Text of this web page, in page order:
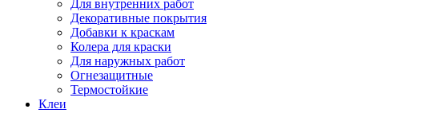
Для внутренних работ
Декоративные покрытия
Добавки к краскам
Колера для краски
Для наружных работ
Огнезащитные
Термостойкие
Клеи